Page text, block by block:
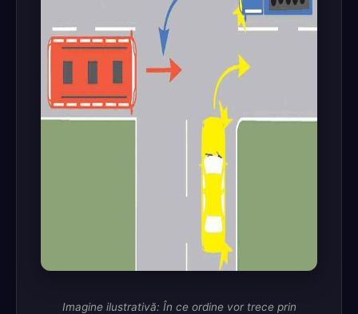
Imagine ilustrativă: În ce ordine vor trece prin